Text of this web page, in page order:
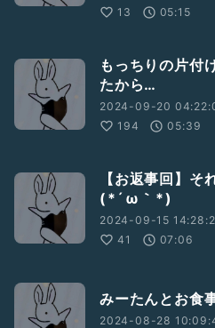
13
05:15
もっちりの片付
たから…
2024-09-20
194
05:39
【お返事回】そ
(⁠*⁠´⁠ω⁠｀⁠*⁠)
2024-09-15
41
07:06
みーたんとお食
2024-08-28